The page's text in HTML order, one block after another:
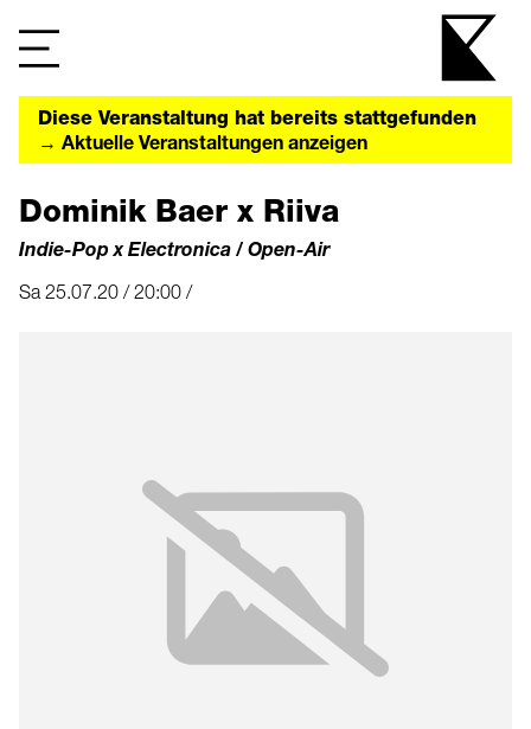
Diese Veranstaltung hat bereits stattgefunden
→ Aktuelle Veranstaltungen anzeigen
Dominik Baer x Riiva
Indie-Pop x Electronica / Open-Air
Sa 25.07.20 / 20:00 /